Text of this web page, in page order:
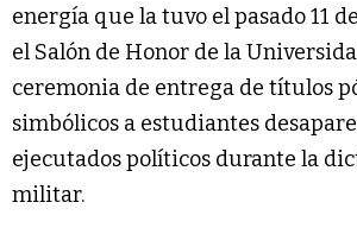
energía que la tuvo el pasado 11
el Salón de Honor de la
ceremonia de entrega de títulos
simbólicos a estudiantes
ejecutados políticos durante la
militar.